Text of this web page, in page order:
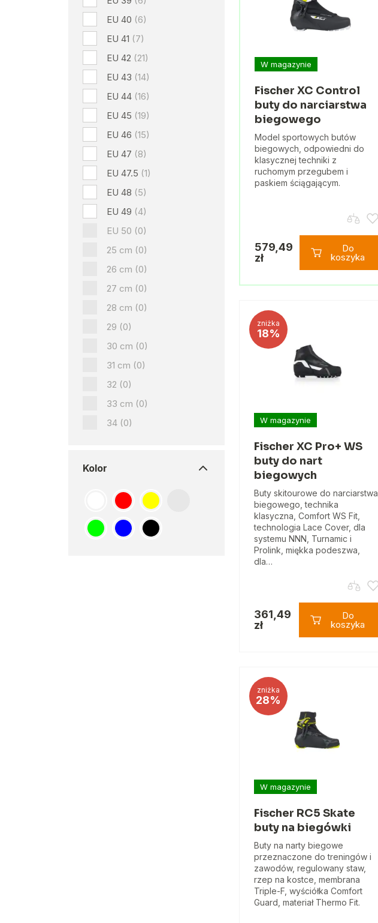
EU 40 (6)
EU 41 (7)
EU 42 (21)
EU 43 (14)
EU 44 (16)
EU 45 (19)
EU 46 (15)
EU 47 (8)
EU 47.5 (1)
EU 48 (5)
EU 49 (4)
EU 50 (0)
25 cm (0)
26 cm (0)
27 cm (0)
28 cm (0)
29 (0)
30 cm (0)
31 cm (0)
32 (0)
33 cm (0)
34 (0)
Kolor
W magazynie
Fischer XC Control
buty do narciarstwa
biegowego
Model sportowych butów
biegowych, odpowiedni do
klasycznej techniki z
ruchomym przegubem i
paskiem ściągającym.
579,49
zł
Do
koszyka
zniżka
18%
W magazynie
Fischer XC Pro+ WS
buty do nart
biegowych
Buty skitourowe do narciarstwa
biegowego, technika
klasyczna, Comfort WS Fit,
technologia Lace Cover, dla
systemu NNN, Turnamic i
Prolink, miękka podeszwa,
dla…
361,49
zł
Do
koszyka
zniżka
28%
W magazynie
Fischer RC5 Skate
buty na biegówki
Buty na narty biegowe
przeznaczone do treningów i
zawodów, regulowany staw,
rzep na kostce, membrana
Triple-F, wyściółka Comfort
Guard, materiał Thermo Fit.